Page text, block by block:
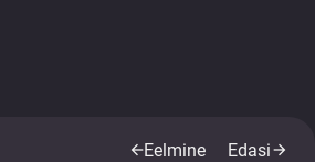
arrow_backEelmine Edasiarrow_forward